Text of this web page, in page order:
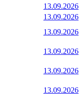
13.09.2026
13.09.2026
13.09.2026
13.09.2026
13.09.2026
13.09.2026